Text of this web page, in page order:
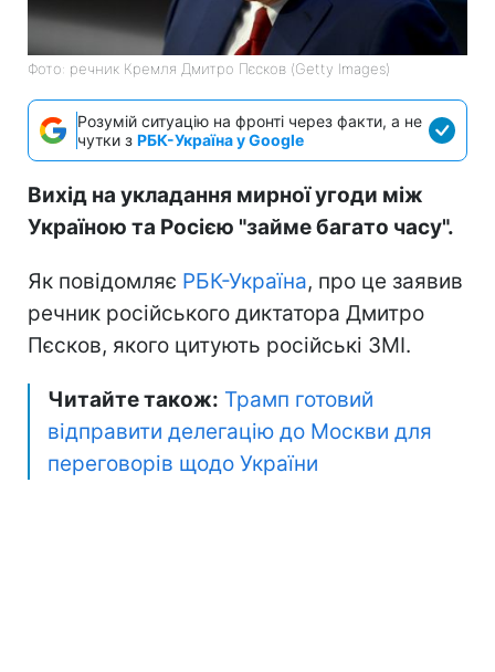
Фото: речник Кремля Дмитро Пєсков (Getty Images)
Розумій ситуацію на фронті через факти, а не
чутки з РБК-Україна у Google
Вихід на укладання мирної угоди між
Україною та Росією "займе багато часу".
Як повідомляє РБК-Україна, про це заявив
речник російського диктатора Дмитро
Пєсков, якого цитують російські ЗМІ.
Читайте також: Трамп готовий
відправити делегацію до Москви для
переговорів щодо України